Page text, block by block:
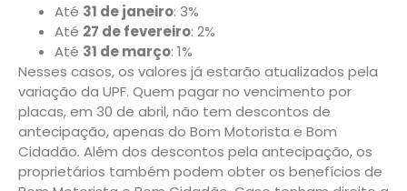
Até 31 de janeiro: 3%
Até 27 de fevereiro: 2%
Até 31 de março: 1%
Nesses casos, os valores já estarão atualizados pela
variação da UPF. Quem pagar no vencimento por
placas, em 30 de abril, não tem descontos de
antecipação, apenas do Bom Motorista e Bom
Cidadão. Além dos descontos pela antecipação, os
proprietários também podem obter os benefícios de